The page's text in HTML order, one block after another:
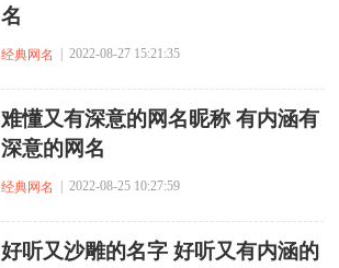
名
经典网名 | 2022-08-27 15:21:35
难懂又有深意的网名昵称 有内涵有
深意的网名
经典网名 | 2022-08-25 10:27:59
好听又沙雕的名字 好听又有内涵的